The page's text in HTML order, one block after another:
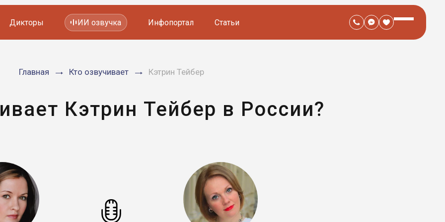
Мультфильмов
Дикторы ИИ озвучка Инфопортал Статьи
Главная Кто озвучивает Кэтрин Тейбер
Кэтрин Тейбер в России?